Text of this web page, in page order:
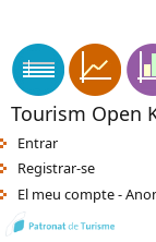
Tourism Open
Entrar
Registrar-se
El meu compte -